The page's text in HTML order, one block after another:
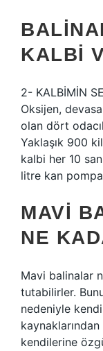
KALBI
2- KALBİMİN
Oksijen,
olan dört
Yaklaşık 900
kalbi her 10
litre kan
MAVI
NE
Mavi balinalar
tutabilirler.
nedeniyle
kendilerine